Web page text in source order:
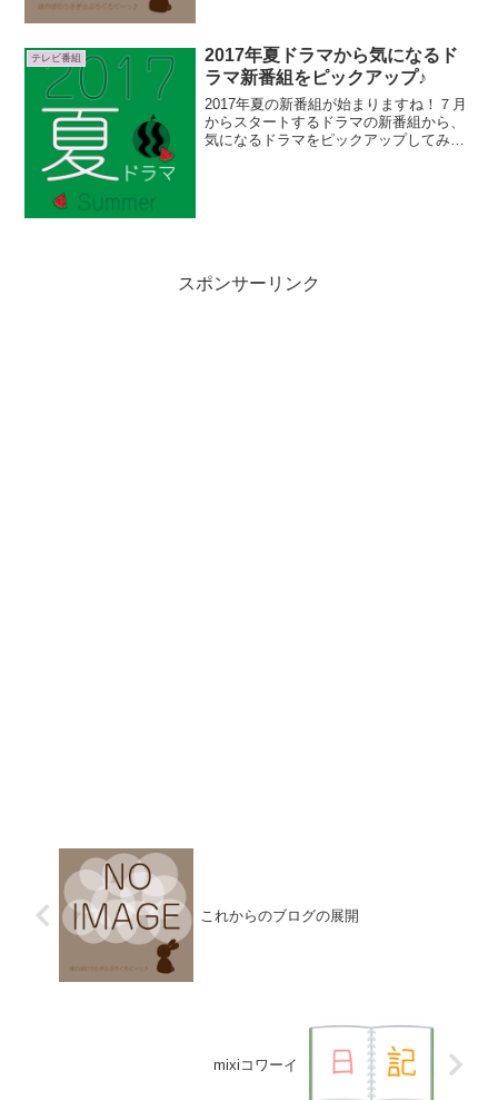
テレビ番組
2017年夏ドラマから気になるド
ラマ新番組をピックアップ♪
2017年夏の新番組が始まりますね！７月
からスタートするドラマの新番組から、
気になるドラマをピックアップしてみま
スポンサーリンク
これからのブログの展開
mixiコワーイ